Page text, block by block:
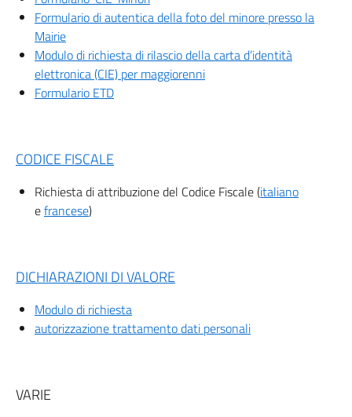
Formulario di autentica della foto del minore presso la
Mairie
Modulo di richiesta di rilascio della carta d’identità
elettronica (CIE) per maggiorenni
Formulario ETD
CODICE FISCALE
Richiesta di attribuzione del Codice Fiscale (italiano
efrancese)
DICHIARAZIONI DI VALORE
Modulo di richiesta
autorizzazione trattamento dati personali
VARIE